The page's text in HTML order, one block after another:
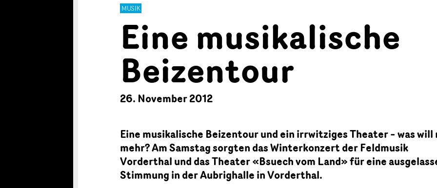
MUSIK
Eine musikalische
Beizentour
26. November 2012
Eine musikalische Beizentour und ein irrwitziges Theater – was will
mehr? Am Samstag sorgten das Winterkonzert der Feldmusik
Vorderthal und das Theater «Bsuech vom Land» für eine
Stimmung in der Aubrighalle in Vorderthal.